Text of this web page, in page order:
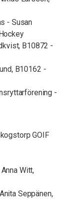
- Susan
B10872 -
B10162 -
-
GOIF
Witt,
Seppänen,